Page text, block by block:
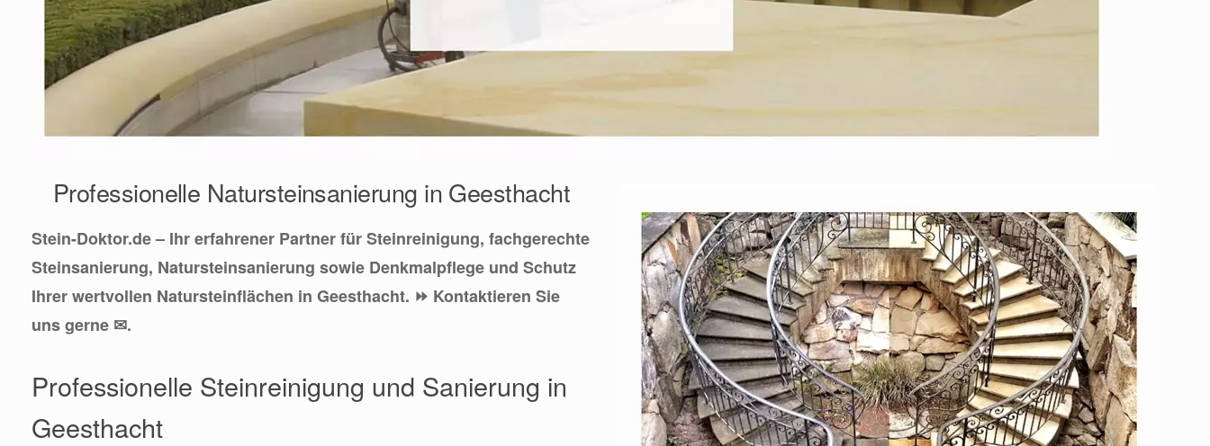
Professionelle Natursteinsanierung in Geesthacht
Stein-Doktor.de – Ihr erfahrener Partner für Steinreinigung, fachgerechte
Steinsanierung, Natursteinsanierung sowie Denkmalpflege und Schutz
Ihrer wertvollen Natursteinflächen in Geesthacht. ⏩ Kontaktieren Sie
uns gerne ✉.
Professionelle Steinreinigung und Sanierung in
Geesthacht